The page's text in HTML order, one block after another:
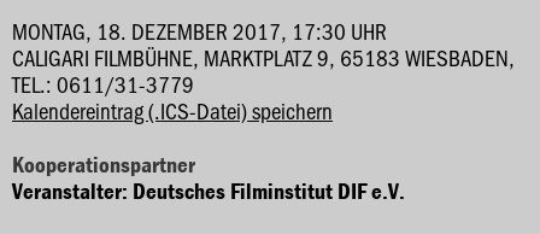
MONTAG, 18. DEZEMBER 2017, 17:30 UHR
CALIGARI FILMBÜHNE, MARKTPLATZ 9, 65183 WIESBADEN,
TEL.: 0611/31-3779
Kalendereintrag (.ICS-Datei) speichern
Kooperationspartner
Veranstalter: Deutsches Filminstitut DIF e.V.